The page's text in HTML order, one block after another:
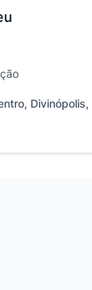
Divinópolis,